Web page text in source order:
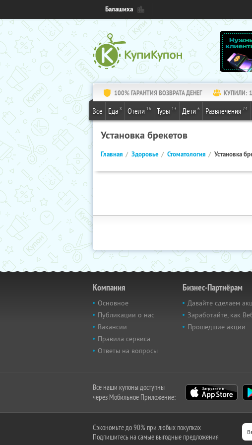
Балашиха
100% ГАРАНТИЯ ВОЗВРАТА ДЕНЕГ КУПИЛИ:
Все Еда 8 Отели 16 Туры 13 Дети 6 Развлечения 24
Установка брекетов
Главная Здоровье Стоматология Установка
Компания
Основное
Публикации о нас
Вакансии
Правила сервиса
Ответы на вопросы
Бизнес-Партнёрам
Давайте сделаем
Заработайте, как
Прошедшие акции
Все наши купоны доступны
через Мобильное Приложение:
Сэкономьте до 90% при любых покупках
Подпишитесь на самые выгодные предложения